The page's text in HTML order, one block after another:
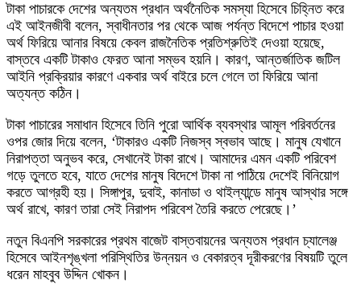
টাকা পাচারকে দেশের অন্যতম প্রধান অর্থনৈতিক সমস্যা হিসেবে চিহ্নিত করে
এই আইনজীবী বলেন, স্বাধীনতার পর থেকে আজ পর্যন্ত বিদেশে পাচার হওয়া
অর্থ ফিরিয়ে আনার বিষয়ে কেবল রাজনৈতিক প্রতিশ্রুতিই দেওয়া হয়েছে,
বাস্তবে একটি টাকাও ফেরত আনা সম্ভব হয়নি। কারণ, আন্তর্জাতিক জটিল
আইনি প্রক্রিয়ার কারণে একবার অর্থ বাইরে চলে গেলে তা ফিরিয়ে আনা
অত্যন্ত কঠিন।
টাকা পাচারের সমাধান হিসেবে তিনি পুরো আর্থিক ব্যবস্থার আমূল পরিবর্তনের
ওপর জোর দিয়ে বলেন, ‘টাকারও একটি নিজস্ব স্বভাব আছে। মানুষ যেখানে
নিরাপত্তা অনুভব করে, সেখানেই টাকা রাখে। আমাদের এমন একটি পরিবেশ
গড়ে তুলতে হবে, যাতে দেশের মানুষ বিদেশে টাকা না পাঠিয়ে দেশেই বিনিয়োগ
করতে আগ্রহী হয়। সিঙ্গাপুর, দুবাই, কানাডা ও থাইল্যান্ডে মানুষ আস্থার সঙ্গে
অর্থ রাখে, কারণ তারা সেই নিরাপদ পরিবেশ তৈরি করতে পেরেছে।’
নতুন বিএনপি সরকারের প্রথম বাজেট বাস্তবায়নের অন্যতম প্রধান চ্যালেঞ্জ
হিসেবে আইনশৃঙ্খলা পরিস্থিতির উন্নয়ন ও বেকারত্ব দূরীকরণের বিষয়টি তুলে
ধরেন মাহবুব উদ্দিন খোকন।